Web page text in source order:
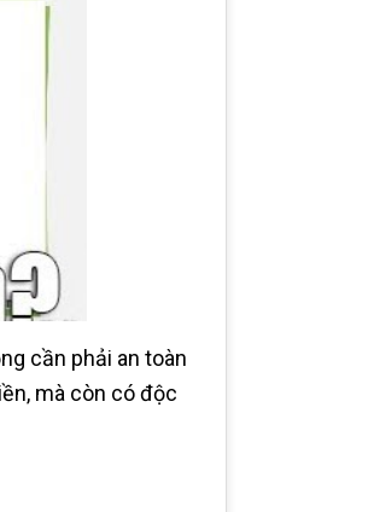
cần phải an toàn
mà còn có độc